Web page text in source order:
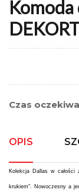
Czas
OPIS
Kolekcja Dallas w całości
krukiem". Nowoczesny a